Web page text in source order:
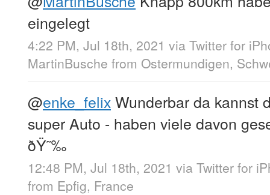
eingelegt
4:22 PM, Jul 18th, 2021 via Twitter for
MartinBusche from Ostermundigen,
@enke_felixWunderbar da kannst
super Auto - haben viele davon
ðŸ˜‰
12:48 PM, Jul 18th, 2021 via Twitter for
from Epfig, France